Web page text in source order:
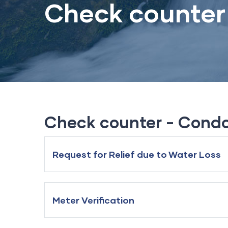
Check
Check counter -
Request for Relief due to Water Loss
Meter Verification